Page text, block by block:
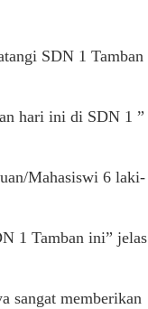
SDN 1 Tamban
hari ini di SDN 1 ”
Mahasiswi 6 laki-
1 Tamban ini” jelas
sangat memberikan